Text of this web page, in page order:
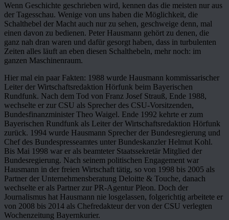
Wenn Geschichte geschrieben wird, kennen das die meisten nur aus
der Tagesschau. Wenige von uns haben die Möglichkeit, die
Schalthebel der Macht auch nur zu sehen, geschweige denn, mal
einen davon zu bedienen. Peter Hausmann gehört zu denen, die
ganz nah dran waren und dafür gesorgt haben, dass in turbulenten
Zeiten alles läuft an eben diesen Schalthebeln, mehr noch: im
ganzen Maschinenraum.
Hier mal ein paar Fakten: 1988 wurde Hausmann kommissarischer
Leiter der Wirtschaftsredaktion Hörfunk beim Bayerischen
Rundfunk. Nach dem Tod von Franz Josef Strauß, Ende 1988,
wechselte er zur CSU als Sprecher des CSU-Vorsitzenden,
Bundesfinanzminister Theo Waigel. Ende 1992 kehrte er zum
Bayerischen Rundfunk als Leiter der Wirtschaftsredaktion Hörfunk
zurück. 1994 wurde Hausmann Sprecher der Bundesregierung und
Chef des Bundespresseamtes unter Bundeskanzler Helmut Kohl.
Bis Mai 1998 war er als beamteter Staatssekretär Mitglied der
Bundesregierung. Nach seinem politischen Engagement war
Hausmann in der freien Wirtschaft tätig, so von 1998 bis 2005 als
Partner der Unternehmensberatung Deloitte & Touche, danach
wechselte er als Partner zur PR-Agentur Pleon. Doch der
Journalismus hat Hausmann nie losgelassen, folgerichtig arbeitete er
von 2008 bis 2014 als Chefredakteur der von der CSU verlegten
Wochenzeitung Bayernkurier.